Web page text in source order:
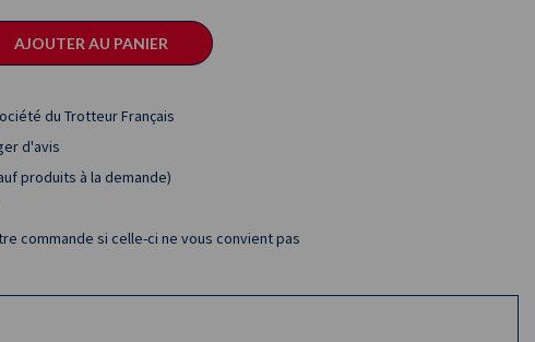
AJOUTER AU PANIER
du Trotteur Français
d'avis
produits à la demande)
commande si celle-ci ne vous convient pas